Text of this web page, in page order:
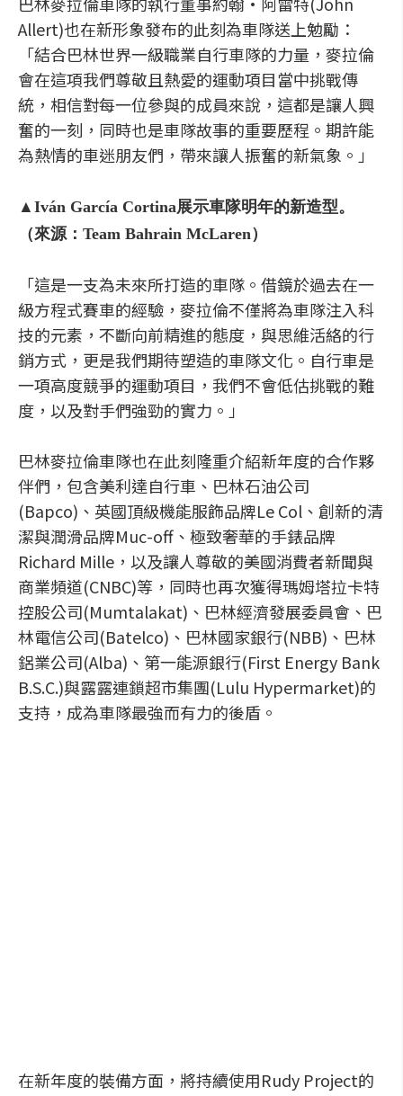
Allert)也在新形象發布的此刻為車隊送上勉勵：
「結合巴林世界一級職業自行車隊的力量，麥拉倫
會在這項我們尊敬且熱愛的運動項目當中挑戰傳
統，相信對每一位參與的成員來說，這都是讓人興
奮的一刻，同時也是車隊故事的重要歷程。期許能
為熱情的車迷朋友們，帶來讓人振奮的新氣象。」
▲Iván García Cortina展示車隊明年的新造型。
（來源：Team Bahrain McLaren）
「這是一支為未來所打造的車隊。借鏡於過去在一
級方程式賽車的經驗，麥拉倫不僅將為車隊注入科
技的元素，不斷向前精進的態度，與思維活絡的行
銷方式，更是我們期待塑造的車隊文化。自行車是
一項高度競爭的運動項目，我們不會低估挑戰的難
度，以及對手們強勁的實力。」
巴林麥拉倫車隊也在此刻隆重介紹新年度的合作夥
伴們，包含美利達自行車、巴林石油公司
(Bapco)、英國頂級機能服飾品牌Le Col、創新的清
潔與潤滑品牌Muc-off、極致奢華的手錶品牌
Richard Mille，以及讓人尊敬的美國消費者新聞與
商業頻道(CNBC)等，同時也再次獲得瑪姆塔拉卡特
控股公司(Mumtalakat)、巴林經濟發展委員會、巴
林電信公司(Batelco)、巴林國家銀行(NBB)、巴林
鋁業公司(Alba)、第一能源銀行(First Energy Bank
B.S.C.)與露露連鎖超市集團(Lulu Hypermarket)的
支持，成為車隊最強而有力的後盾。
在新年度的裝備方面，將持續使用Rudy Project的